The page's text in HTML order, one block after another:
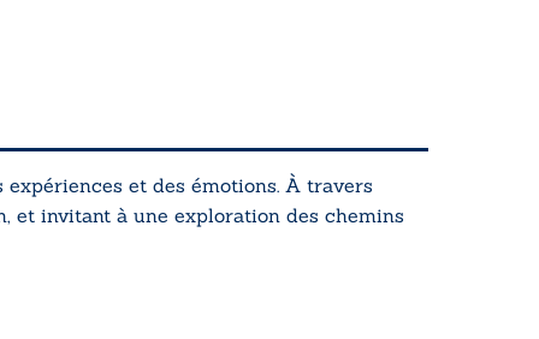
et des émotions. À travers
et invitant à une exploration des chemins